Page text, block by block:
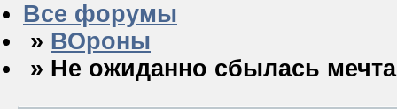
Все форумы
» ВОроны
» Не ожиданно сбылась